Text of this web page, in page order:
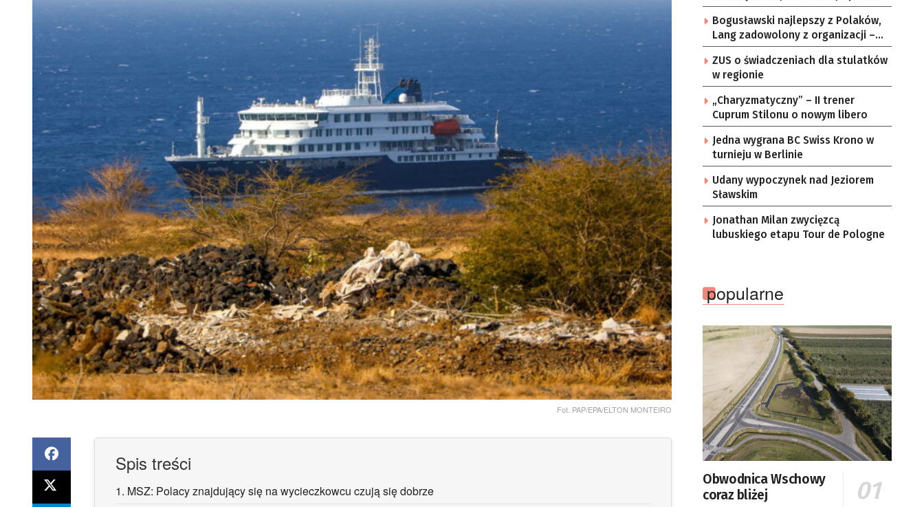
Fot. PAP/EPA/ELTON MONTEIRO
Spis treści
1. MSZ: Polacy znajdujący się na wycieczkowcu czują się dobrze
Lubuszanek w Tour de Pologne
Junior
Bogusławski najlepszy z Polaków,
Lang zadowolony z organizacji –
komentarze po 3. etapie Tour de
Pologne
ZUS o świadczeniach dla stulatków
w regionie
„Charyzmatyczny” – II trener
Cuprum Stilonu o nowym libero
Jedna wygrana BC Swiss Krono w
turnieju w Berlinie
Udany wypoczynek nad Jeziorem
Sławskim
Jonathan Milan zwycięzcą
lubuskiego etapu Tour de Pologne
popularne
Obwodnica Wschowy
coraz bliżej